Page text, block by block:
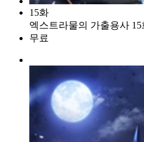
15화
엑스트라물의 가출용사 15
무료